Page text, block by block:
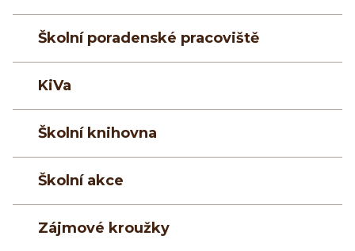
Školní poradenské pracoviště
KiVa
Školní knihovna
Školní akce
Zájmové kroužky